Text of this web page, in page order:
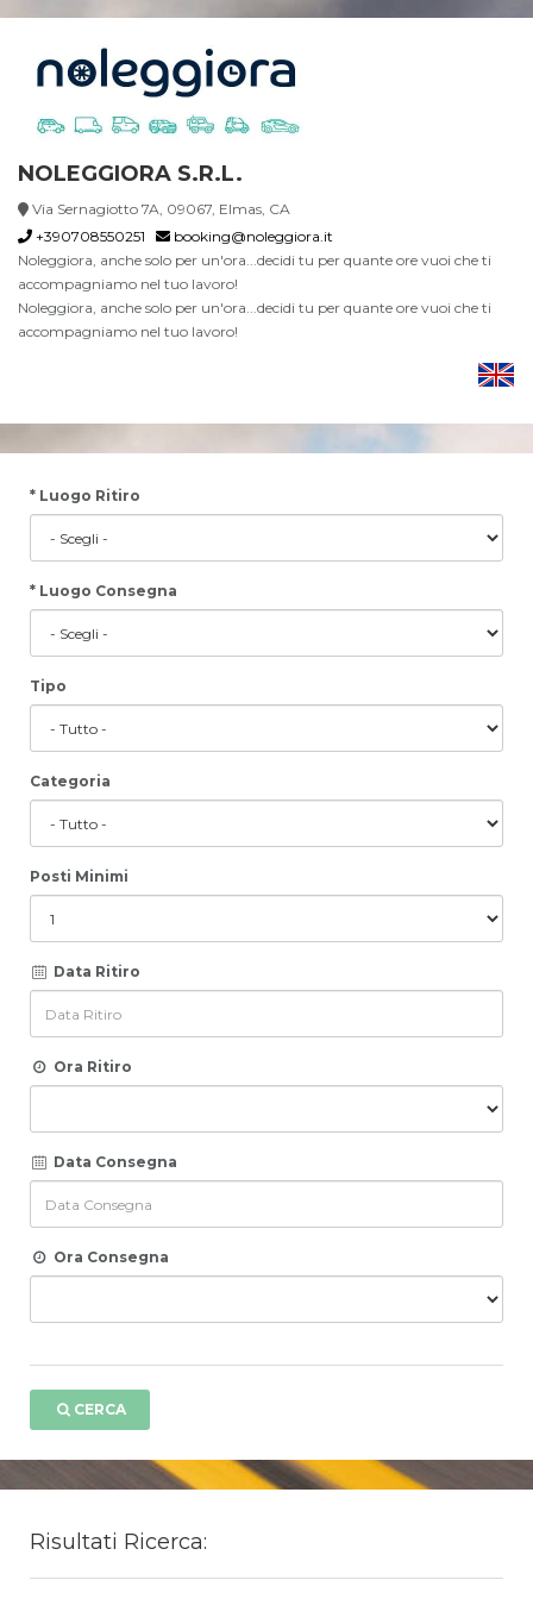
NOLEGGIORA S.R.L.
Via Sernagiotto 7A, 09067, Elmas, CA
+390708550251
booking@noleggiora.it
Noleggiora, anche solo per un'ora...decidi tu per quante ore vuoi che ti
accompagniamo nel tuo lavoro!
Noleggiora, anche solo per un'ora...decidi tu per quante ore vuoi che ti
accompagniamo nel tuo lavoro!
* Luogo Ritiro
* Luogo Consegna
Tipo
Categoria
Posti Minimi
Data Ritiro
Ora Ritiro
Data Consegna
Ora Consegna
CERCA
Risultati Ricerca: